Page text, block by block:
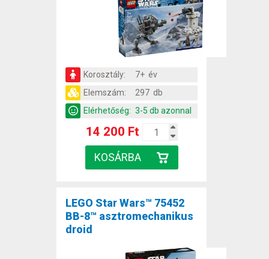
Korosztály:
7+ év
Elemszám:
297 db
Elérhetőség: 3-5 db azonnal
14 200 Ft
LEGO Star Wars™ 75452
BB-8™ asztromechanikus
droid